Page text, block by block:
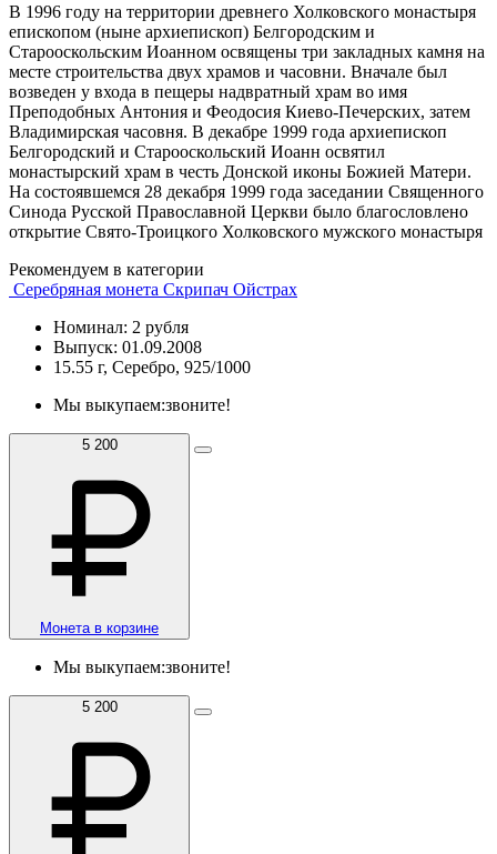
В 1996 году на территории древнего Холковского монастыря
епископом (ныне архиепископ) Белгородским и
Старооскольским Иоанном освящены три закладных камня на
месте строительства двух храмов и часовни. Вначале был
возведен у входа в пещеры надвратный храм во имя
Преподобных Антония и Феодосия Киево-Печерских, затем
Владимирская часовня. В декабре 1999 года архиепископ
Белгородский и Старооскольский Иоанн освятил
монастырский храм в честь Донской иконы Божией Матери.
На состоявшемся 28 декабря 1999 года заседании Священного
Синода Русской Православной Церкви было благословлено
открытие Свято-Троицкого Холковского мужского монастыря
Рекомендуем в категории
Серебряная монета Скрипач Ойстрах
Номинал: 2 рубля
Выпуск: 01.09.2008
15.55 г, Серебро, 925/1000
Мы выкупаем:звоните!
5 200
Монета в корзине
Мы выкупаем:звоните!
5 200